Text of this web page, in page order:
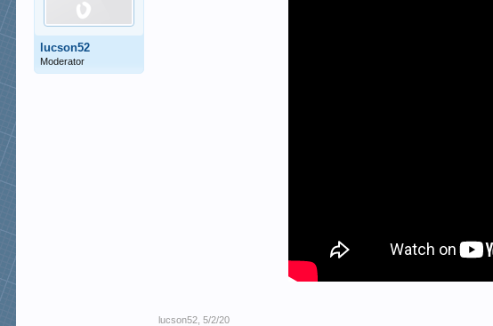
lucson52
Moderator
lucson52 5/2/20